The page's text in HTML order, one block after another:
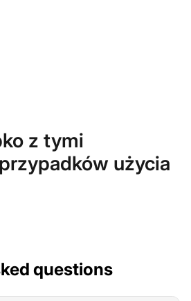
z tymi
użycia
questions